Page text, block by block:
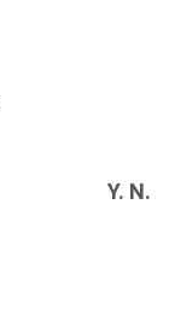
Y. N.